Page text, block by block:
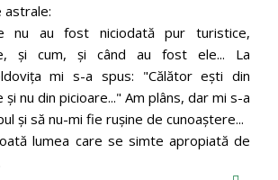
astrale:
nu au fost niciodată pur turistice,
și cum, și când au fost ele... La
mi s-a spus: "Călător eşti din
nu din picioare..." Am plâns, dar mi s-a
şi să nu-mi fie ruşine de cunoaştere...
lumea care se simte apropiată de